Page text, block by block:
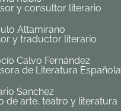
y consultor literario
Altamirano
y traductor literario
Calvo Fernández
de Literatura Española
Sanchez
de arte, teatro y literatura